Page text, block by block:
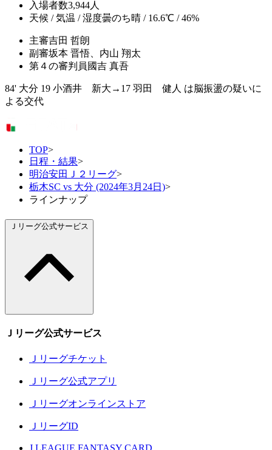
入場者数3,944人
天候 / 気温 / 湿度曇のち晴 / 16.6℃ / 46%
主審吉田 哲朗
副審坂本 晋悟、内山 翔太
第４の審判員 國吉 真吾
84' 大分 19 小酒井 新大→17 羽田 健人 は脳振盪の疑いに
よる交代
TOP>
日程・結果>
明治安田Ｊ２リーグ>
栃木SC vs 大分 (2024年3月24日)>
ラインナップ
Ｊリーグ公式サービス
Ｊリーグ公式サービス
Ｊリーグチケット
Ｊリーグ公式アプリ
Ｊリーグオンラインストア
ＪリーグID